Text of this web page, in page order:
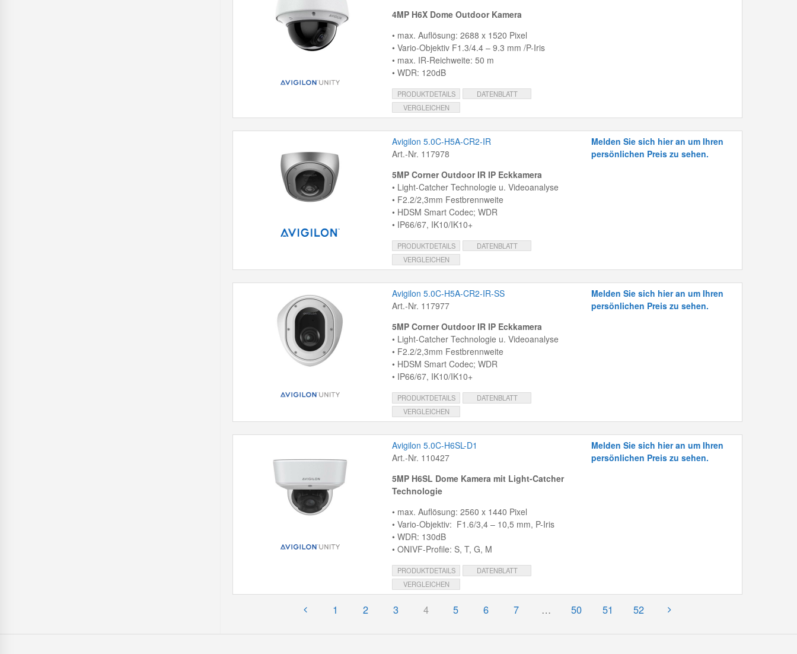
4MP H6X Dome Outdoor Kamera
• max. Auflösung: 2688 x 1520 Pixel
• Vario-Objektiv F1.3/4.4 – 9.3 mm /P-Iris
• max. IR-Reichweite: 50 m
• WDR: 120dB
PRODUKTDETAILS
DATENBLATT
VERGLEICHEN
Avigilon 5.0C-H5A-CR2-IR
Art.-Nr. 117978
5MP Corner Outdoor IR IP Eckkamera
• Light-Catcher Technologie u. Videoanalyse
• F2.2/2,3mm Festbrennweite
• HDSM Smart Codec; WDR
• IP66/67, IK10/IK10+
PRODUKTDETAILS
DATENBLATT
VERGLEICHEN
Melden Sie sich hier an um Ihren
persönlichen Preis zu sehen.
Avigilon 5.0C-H5A-CR2-IR-SS
Art.-Nr. 117977
5MP Corner Outdoor IR IP Eckkamera
• Light-Catcher Technologie u. Videoanalyse
• F2.2/2,3mm Festbrennweite
• HDSM Smart Codec; WDR
• IP66/67, IK10/IK10+
PRODUKTDETAILS
DATENBLATT
VERGLEICHEN
Melden Sie sich hier an um Ihren
persönlichen Preis zu sehen.
Avigilon 5.0C-H6SL-D1
Art.-Nr. 110427
5MP H6SL Dome Kamera mit Light-Catcher
Technologie
• max. Auflösung: 2560 x 1440 Pixel
• Vario-Objektiv: F1.6/3,4 – 10,5 mm, P-Iris
• WDR: 130dB
• ONIVF-Profile: S, T, G, M
PRODUKTDETAILS
DATENBLATT
VERGLEICHEN
Melden Sie sich hier an um Ihren
persönlichen Preis zu sehen.
1 2 3 4 5 6 7 … 50 51 52